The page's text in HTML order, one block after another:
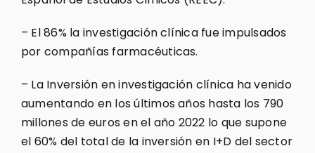
– El 86% la investigación clínica fue impulsados
por compañías farmacéuticas.
– La Inversión en investigación clínica ha venido
aumentando en los últimos años hasta los 790
millones de euros en el año 2022 lo que supone
el 60% del total de la inversión en I+D del sector